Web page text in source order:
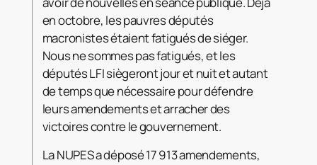
en octobre, les pauvres députés
macronistes étaient fatigués de siéger.
Nous ne sommes pas fatigués, et les
députés LFI siègeront jour et nuit et autant
de temps que nécessaire pour défendre
leurs amendements et arracher des
victoires contre le gouvernement.
La NUPES a déposé 17 913 amendements,